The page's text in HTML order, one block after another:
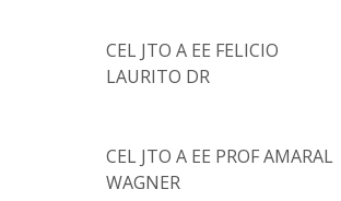
CEL JTO A EE FELICIO
LAURITO DR
CEL JTO A EE PROF AMARAL
WAGNER